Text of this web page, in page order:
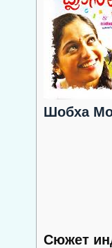
Шобха
Сюжет